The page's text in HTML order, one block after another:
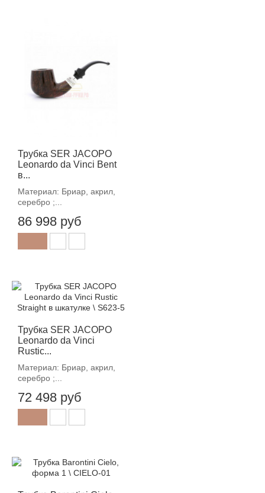
Трубка SER JACOPO
Leonardo da Vinci Bent
в...
Материал: Бриар, акрил,
серебро ;...
86 998 руб
Трубка SER JACOPO
Leonardo da Vinci
Rustic...
Материал: Бриар, акрил,
серебро ;...
72 498 руб